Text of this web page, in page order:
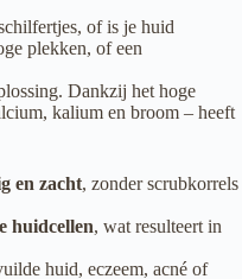
of is je huid
plekken, of een
Dankzij het hoge
kalium en broom – heeft
en zacht, zonder scrubkorrels
huidcellen, wat resulteert in
huid, eczeem, acné of